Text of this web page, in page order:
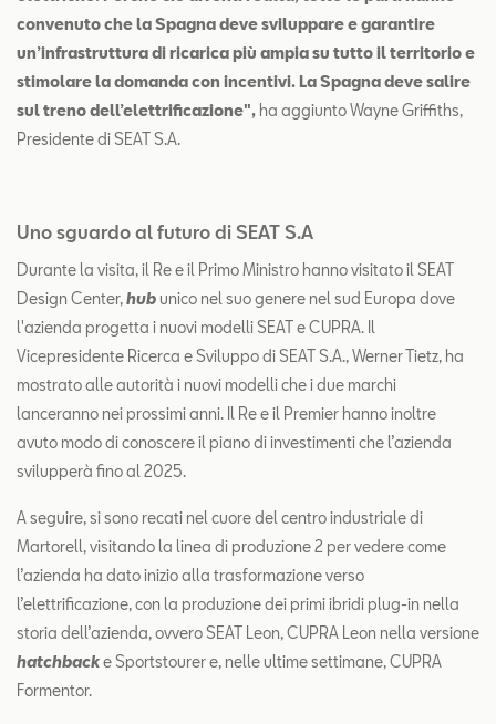
convenuto che la Spagna deve sviluppare e garantire
un’infrastruttura di ricarica più ampia su tutto il territorio e
stimolare la domanda con incentivi. La Spagna deve salire
sul treno dell’elettrificazione", ha aggiunto Wayne Griffiths,
Presidente di SEAT S.A.
Uno sguardo al futuro di SEAT S.A
Durante la visita, il Re e il Primo Ministro hanno visitato il SEAT
Design Center,hub unico nel suo genere nel sud Europa dove
l'azienda progetta i nuovi modelli SEAT e CUPRA. Il
Vicepresidente Ricerca e Sviluppo di SEAT S.A., Werner Tietz, ha
mostrato alle autorità i nuovi modelli che i due marchi
lanceranno nei prossimi anni. Il Re e il Premier hanno inoltre
avuto modo di conoscere il piano di investimenti che l’azienda
svilupperà fino al 2025.
A seguire, si sono recati nel cuore del centro industriale di
Martorell, visitando la linea di produzione 2 per vedere come
l’azienda ha dato inizio alla trasformazione verso
l’elettrificazione, con la produzione dei primi ibridi plug-in nella
storia dell’azienda, ovvero SEAT Leon, CUPRA Leon nella versione
hatchbacke Sportstourer e, nelle ultime settimane, CUPRA
Formentor.